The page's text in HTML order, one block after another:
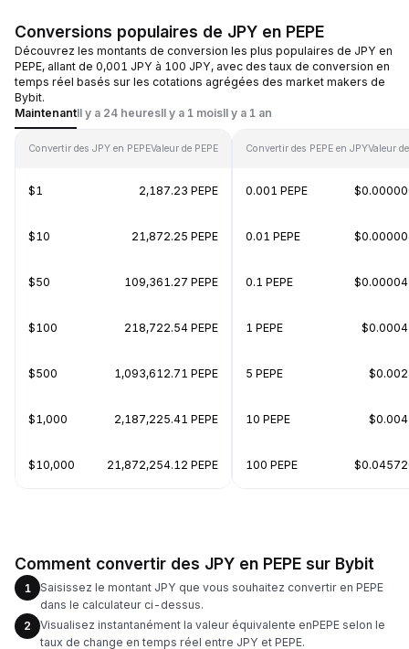
Conversions populaires de JPY en PEPE
Découvrez les montants de conversion les plus populaires de JPY en
PEPE, allant de 0,001 JPY à 100 JPY, avec des taux de conversion en
temps réel basés sur les cotations agrégées des market makers de
Bybit.
MaintenantIl y a 24 heuresIl y a 1 moisIl y a 1 an
Convertir des JPY en PEPEValeur de PEPE
$1 2,187.23 PEPE
$10 21,872.25 PEPE
$50 109,361.27 PEPE
$100 218,722.54 PEPE
$500 1,093,612.71 PEPE
$1,000 2,187,225.41 PEPE
$10,000 21,872,254.12 PEPE
Convertir des PEPE en JPYValeur
0.001 PEPE
0.01 PEPE
0.1 PEPE
1 PEPE
5 PEPE
10 PEPE
100 PEPE
Comment convertir des JPY en PEPE sur Bybit
1
Saisissez le montant JPY que vous souhaitez convertir en PEPE
dans le calculateur ci-dessus.
2
Visualisez instantanément la valeur équivalente enPEPE selon le
taux de change en temps réel entre JPY et PEPE.